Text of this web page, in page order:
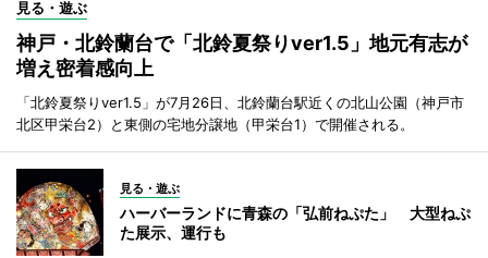
見る・遊ぶ
神戸・北鈴蘭台で「北鈴夏祭りver1.5」地元有志が
増え密着感向上
「北鈴夏祭りver1.5」が7月26日、北鈴蘭台駅近くの北山公園（神戸市
北区甲栄台2）と東側の宅地分譲地（甲栄台1）で開催される。
見る・遊ぶ
ハーバーランドに青森の「弘前ねぷた」 大型ねぷ
た展示、運行も